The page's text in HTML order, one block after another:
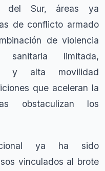
Sur, áreas ya
de conflicto armado
de violencia
sanitaria limitada,
y alta movilidad
que aceleran la
obstaculizan los
ya ha sido
vinculados al brote